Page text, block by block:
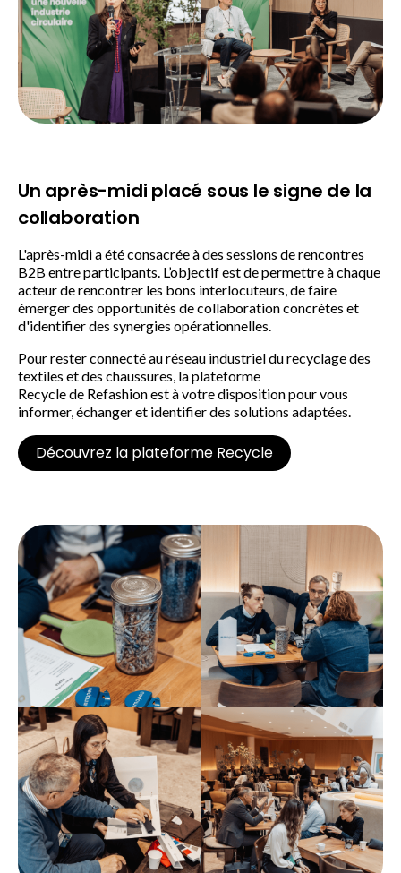
Un après-midi placé sous le signe de la
collaboration
L'après-midi a été consacrée à des sessions de rencontres
B2B entre participants. L’objectif est de permettre à chaque
acteur de rencontrer les bons interlocuteurs, de faire
émerger des opportunités de collaboration concrètes et
d'identifier des synergies opérationnelles.
Pour rester connectéau réseau industriel du recyclage des
textiles et des chaussures, la plateforme
Recyclede Refashionestàvotre disposition pour vous
informer, échanger et identifier des solutions adaptées.
Découvrez la plateforme Recycle